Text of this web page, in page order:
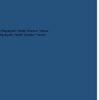
Başakşehir / İkitelli / İstanbul / Türkiye
Başakşehir / İkitelli / İstanbul / Türkiye